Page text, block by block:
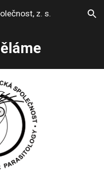
Skip to navigation
z. s.